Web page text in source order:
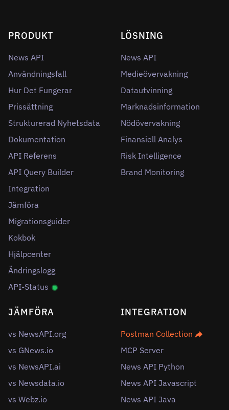
PRODUKT
News API
Användningsfall
Hur Det Fungerar
Prissättning
Strukturerad Nyhetsdata
Dokumentation
API Referens
API Query Builder
Integration
Jämföra
Migrationsguider
Kokbok
Hjälpcenter
Ändringslogg
API-Status
LÖSNING
News API
Medieövervakning
Datautvinning
Marknadsinformation
Nödövervakning
Finansiell Analys
Risk Intelligence
Brand Monitoring
JÄMFÖRA
vs NewsAPI.org
vs GNews.io
vs NewsAPI.ai
vs Newsdata.io
vs Webz.io
INTEGRATION
Postman Collection
MCP Server
News API Python
News API Javascript
News API Java